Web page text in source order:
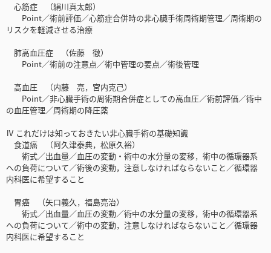
心筋症 （絹川真太郎）
Point／術前評価／心筋症合併時の非心臓手術周術期管理／周術期の
リスクを軽減させる治療
肺高血圧症 （佐藤 徹）
Point／術前の注意点／術中管理の要点／術後管理
高血圧 （内藤 亮，宮内克己）
Point／非心臓手術の周術期合併症としての高血圧／術前評価／術中
の血圧管理／周術期の降圧薬
Ⅳ これだけは知っておきたい非心臓手術の基礎知識
食道癌 （阿久津泰典，松原久裕）
術式／出血量／血圧の変動・術中の水分量の変移，術中の循環器系
への負荷について／術後の変動，注意しなければならないこと／循環器
内科医に希望すること
胃癌 （矢口義久，福島亮治）
術式／出血量／血圧の変動／術中の水分量の変移，術中の循環器系
への負荷について／術中の変動，注意しなければならないこと／循環器
内科医に希望すること